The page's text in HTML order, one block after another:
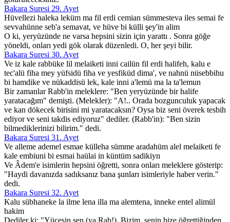
Bakara Suresi 29. Ayet
Hüvellezi haleka leküm ma fil erdi cemian sümmesteva iles semai fe
sevvahünne seb'a semavat, ve hüve bi külli şey'in alim
O ki, yeryüzünde ne varsa hepsini sizin için yarattı . Sonra göğe
yöneldi, onları yedi gök olarak düzenledi. O, her şeyi bilir.
Bakara Suresi 30. Ayet
Ve iz kale rabbüke lil melaiketi inni cailün fil erdi halifeh, kalu e
tec'alü fiha mey yüfsidü fiha ve yesfiküd dima', ve nahnü nüsebbihu
bi hamdike ve nükaddisü lek, kale inni a'lemü ma la ta'lemun
Bir zamanlar Rabb'in meleklere: "Ben yeryüzünde bir halife
yaratacağım" demişti. (Melekler): "A!.. Orada bozgunculuk yapacak
ve kan dökecek birisini mi yaratacaksın? Oysa biz seni överek tesbih
ediyor ve seni takdis ediyoruz" dediler. (Rabb'in): "Ben sizin
bilmediklerinizi bilirim." dedi.
Bakara Suresi 31. Ayet
Ve alleme ademel esmae külleha sümme aradahüm alel melaiketi fe
kale embiuni bi esmai haülai in küntüm sadikiyn
Ve Âdem'e isimlerin hepsini öğretti, sonra onları meleklere gösterip:
"Haydi davanızda sadıksanız bana şunları isimleriyle haber verin."
dedi.
Bakara Suresi 32. Ayet
Kalu sübhaneke la ilme lena illa ma alemtena, inneke entel alimül
hakim